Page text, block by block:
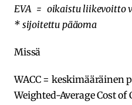
EVA = oikaistu liikevoitto
* sijoitettu pääoma
Missä
WACC = keskimääräinen
Weighted-Average Cost of